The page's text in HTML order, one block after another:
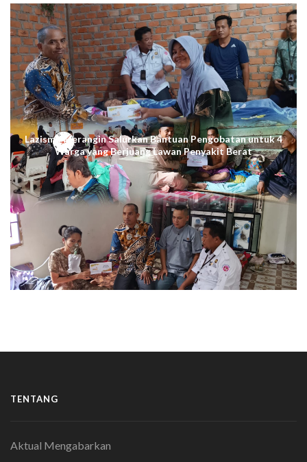
Lazismu Merangin Salurkan Bantuan Pengobatan untuk 4
Warga yang Berjuang Lawan Penyakit Berat
TENTANG
Aktual Mengabarkan